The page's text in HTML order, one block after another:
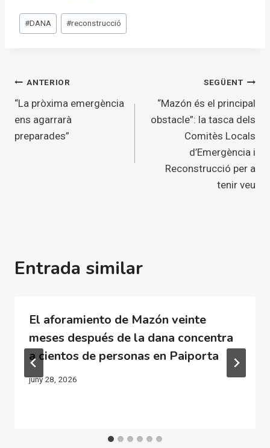
Etiquetes
d'entrada
#DANA #reconstrucció
Navegació
d'entrades
ANTERIOR
“La pròxima emergència
ens agarrarà
preparades”
SEGÜENT
“Mazón és el principal
obstacle”: la tasca dels
Comitès Locals
d’Emergència i
Reconstrucció per a
tenir veu
Entrada similar
El aforamiento de Mazón veinte
meses después de la dana concentra
a cientos de personas en Paiporta
juny 28, 2026